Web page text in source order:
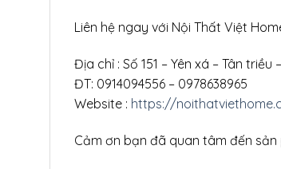
Liên hệ ngay với Nội Thất Việt
Địa chỉ : Số 151 – Yên xá – Tân triều
ĐT: 0914094556 – 0978638965
Website : https://
Cảm ơn bạn đã quan tâm đến